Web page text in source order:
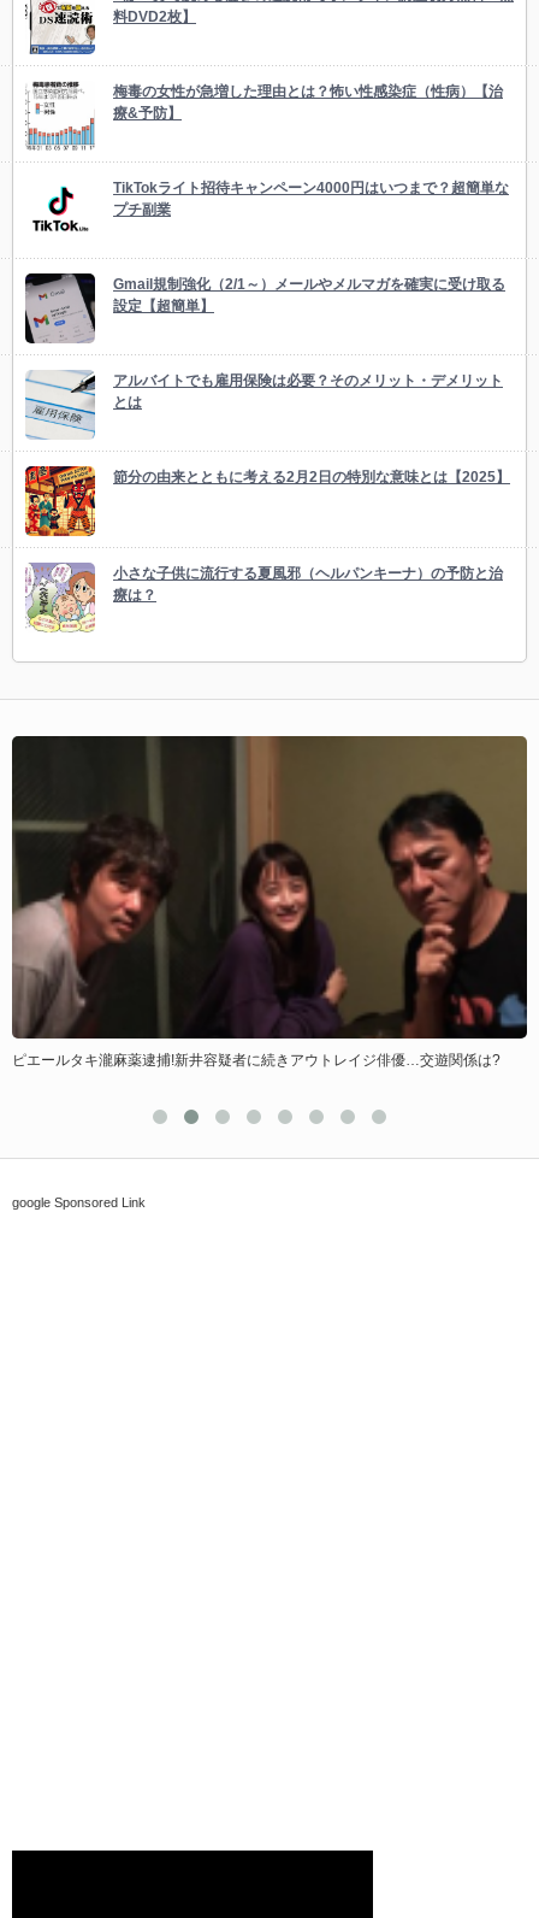
料DVD2枚】
梅毒の女性が急増した理由とは？怖い性感染症（性病）【治
療&予防】
TikTokライト招待キャンペーン4000円はいつまで？超簡単な
プチ副業
Gmail規制強化（2/1～）メールやメルマガを確実に受け取る
設定【超簡単】
アルバイトでも雇用保険は必要？そのメリット・デメリット
とは
節分の由来とともに考える2月2日の特別な意味とは【2025】
小さな子供に流行する夏風邪（ヘルパンキーナ）の予防と治
療は？
ピエールタキ瀧麻薬逮捕!新井容疑者に続きアウトレイジ俳優…交遊関係は?
google Sponsored Link